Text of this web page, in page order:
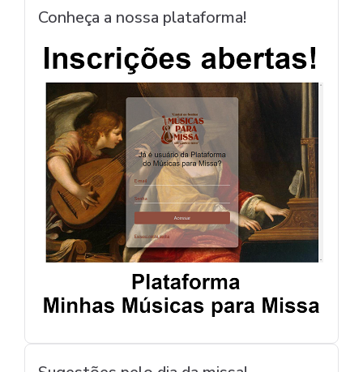
Conheça a nossa plataforma!